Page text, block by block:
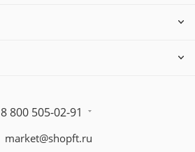
8 800 505-02-91
market@shopft.ru